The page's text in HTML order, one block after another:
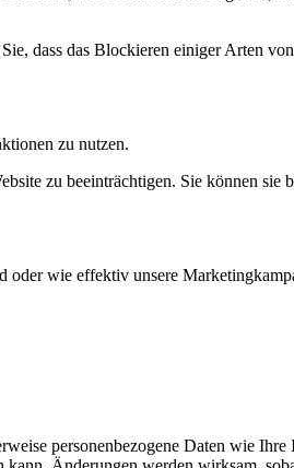
dass das Blockieren einiger Arten
zu nutzen.
zu beeinträchtigen. Sie können sie
wie effektiv unsere
personenbezogene Daten wie Ihre